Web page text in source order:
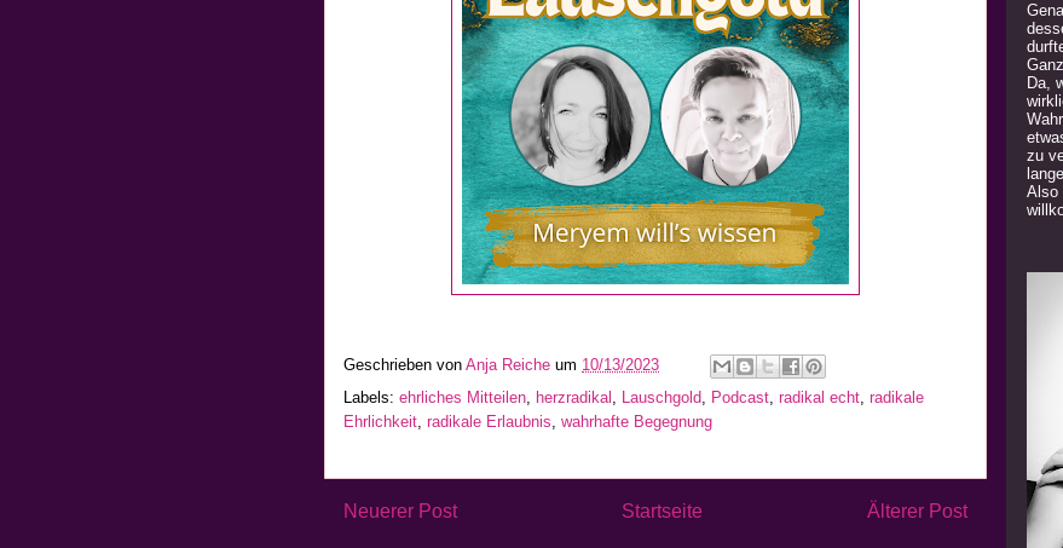
Geschrieben von Anja Reiche um 10/13/2023
Labels: ehrliches Mitteilen, herzradikal , Lauschgold, Podcast, radikal echt, radikale
Ehrlichkeit, radikale Erlaubnis, wahrhafte Begegnung
Neuerer Post Älterer Post
Startseite
Da,
zu
Also